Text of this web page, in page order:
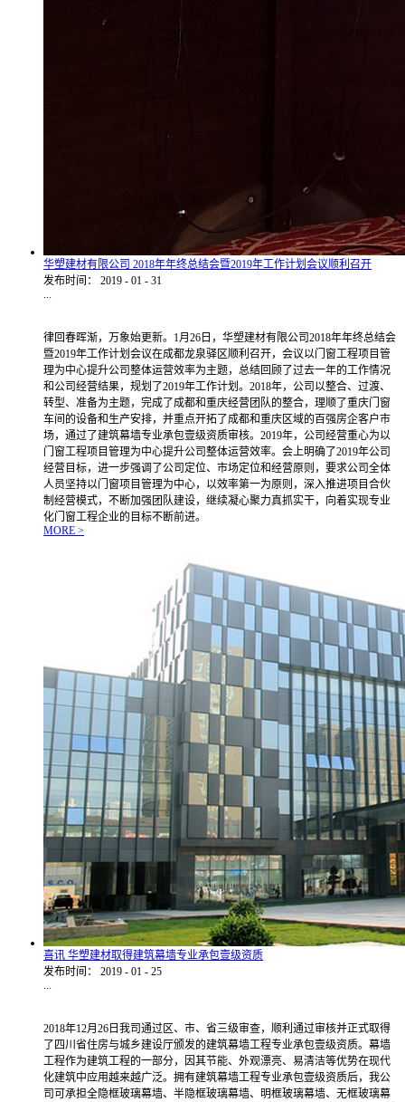
华塑建材有限公司 2018年年终总结会暨2019年工作计划会议顺利召开
发布时间：
2019 - 01 - 31
...
律回春晖渐，万象始更新。1月26日，华塑建材有限公司2018年年终总结会
暨2019年工作计划会议在成都龙泉驿区顺利召开，会议以门窗工程项目管
理为中心提升公司整体运营效率为主题，总结回顾了过去一年的工作情况
和公司经营结果，规划了2019年工作计划。2018年，公司以整合、过渡、
转型、准备为主题，完成了成都和重庆经营团队的整合，理顺了重庆门窗
车间的设备和生产安排，并重点开拓了成都和重庆区域的百强房企客户市
场，通过了建筑幕墙专业承包壹级资质审核。2019年，公司经营重心为以
门窗工程项目管理为中心提升公司整体运营效率。会上明确了2019年公司
经营目标，进一步强调了公司定位、市场定位和经营原则，要求公司全体
人员坚持以门窗项目管理为中心，以效率第一为原则，深入推进项目合伙
制经营模式，不断加强团队建设，继续凝心聚力真抓实干，向着实现专业
化门窗工程企业的目标不断前进。
MORE >
喜讯 华塑建材取得建筑幕墙专业承包壹级资质
发布时间：
2019 - 01 - 25
...
2018年12月26日我司通过区、市、省三级审查，顺利通过审核并正式取得
了四川省住房与城乡建设厅颁发的建筑幕墙工程专业承包壹级资质。幕墙
工程作为建筑工程的一部分，因其节能、外观漂亮、易清洁等优势在现代
化建筑中应用越来越广泛。拥有建筑幕墙工程专业承包壹级资质后，我公
司可承担全隐框玻璃幕墙、半隐框玻璃幕墙、明框玻璃幕墙、无框玻璃幕